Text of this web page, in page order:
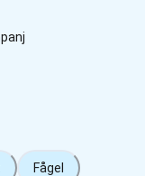
Fågel